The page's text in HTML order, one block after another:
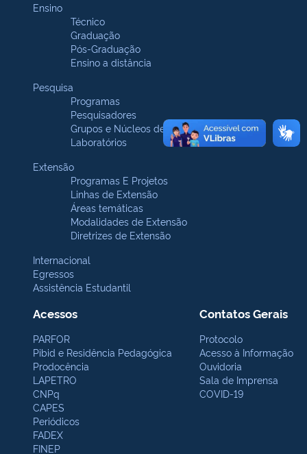
Ensino
Técnico
Graduação
Pós-Graduação
Ensino a distância
Pesquisa
Programas
Pesquisadores
Grupos e Núcleos de pesquisa
Laboratórios
Extensão
Programas E Projetos
Linhas de Extensão
Áreas temáticas
Modalidades de Extensão
Diretrizes de Extensão
Internacional
Egressos
Assistência Estudantil
Acessos
PARFOR
Pibid e Residência Pedagógica
Prodocência
LAPETRO
CNPq
CAPES
Periódicos
FADEX
FINEP
Contatos Gerais
Protocolo
Acesso à Informação
Ouvidoria
Sala de Imprensa
COVID-19